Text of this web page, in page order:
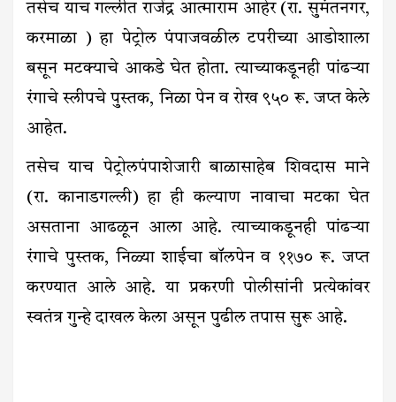
तसेच याच गल्लीत राजेंद्र आत्माराम आहेर (रा. सुमंतनगर,
करमाळा ) हा पेट्रोल पंपाजवळील टपरीच्या आडोशाला
बसून मटक्याचे आकडे घेत होता. त्याच्याकडूनही पांढऱ्या
रंगाचे स्लीपचे पुस्तक, निळा पेन व रोख ९५० रू. जप्त केले
आहेत.
तसेच याच पेट्रोलपंपाशेजारी बाळासाहेब शिवदास माने
(रा. कानाडगल्ली) हा ही कल्याण नावाचा मटका घेत
असताना आढळून आला आहे. त्याच्याकडूनही पांढऱ्या
रंगाचे पुस्तक, निळ्या शाईचा बॉलपेन व ११७० रू. जप्त
करण्यात आले आहे. या प्रकरणी पोलीसांनी प्रत्येकांवर
स्वतंत्र गुन्हे दाखल केला असून पुढील तपास सुरू आहे.